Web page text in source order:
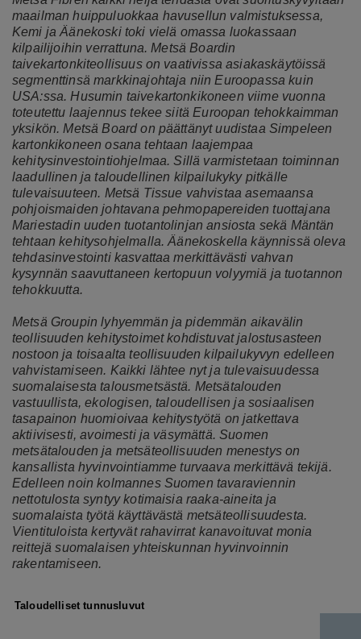
maailman huippuluokkaa havusellun valmistuksessa,
Kemi ja Äänekoski toki vielä omassa luokassaan
kilpailijoihin verrattuna. Metsä Boardin
taivekartonkiteollisuus on vaativissa asiakaskäytöissä
segmenttinsä markkinajohtaja niin Euroopassa kuin
USA:ssa. Husumin taivekartonkikoneen viime vuonna
toteutettu laajennus tekee siitä Euroopan tehokkaimman
yksikön. Metsä Board on päättänyt uudistaa Simpeleen
kartonkikoneen osana tehtaan laajempaa
kehitysinvestointiohjelmaa. Sillä varmistetaan toiminnan
laadullinen ja taloudellinen kilpailukyky pitkälle
tulevaisuuteen. Metsä Tissue vahvistaa asemaansa
pohjoismaiden johtavana pehmopapereiden tuottajana
Mariestadin uuden tuotantolinjan ansiosta sekä Mäntän
tehtaan kehitysohjelmalla. Äänekoskella käynnissä oleva
tehdasinvestointi kasvattaa merkittävästi vahvan
kysynnän saavuttaneen kertopuun volyymiä ja tuotannon
tehokkuutta.
Metsä Groupin lyhyemmän ja pidemmän aikavälin
teollisuuden kehitystoimet kohdistuvat jalostusasteen
nostoon ja toisaalta teollisuuden kilpailukyvyn edelleen
vahvistamiseen. Kaikki lähtee nyt ja tulevaisuudessa
suomalaisesta talousmetsästä. Metsätalouden
vastuullista, ekologisen, taloudellisen ja sosiaalisen
tasapainon huomioivaa kehitystyötä on jatkettava
aktiivisesti, avoimesti ja väsymättä. Suomen
metsätalouden ja metsäteollisuuden menestys on
kansallista hyvinvointiamme turvaava merkittävä tekijä.
Edelleen noin kolmannes Suomen tavaraviennin
nettotulosta syntyy kotimaisia raaka-aineita ja
suomalaista työtä käyttävästä metsäteollisuudesta.
Vientituloista kertyvät rahavirrat kanavoituvat monia
reittejä suomalaisen yhteiskunnan hyvinvoinnin
rakentamiseen.
Taloudelliset tunnusluvut